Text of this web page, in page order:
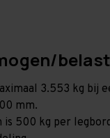
3.553 kg bij
mm.
is 500 kg per